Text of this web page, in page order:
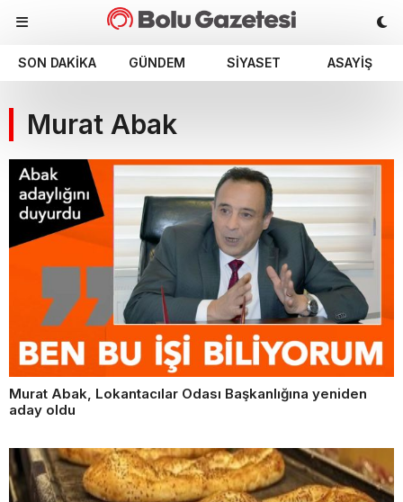
SON DAKIKA GÜNDEM SIYASET ASAYIŞ
Murat Abak
Murat Abak, Lokantacılar Odası Başkanlığına yeniden
aday oldu